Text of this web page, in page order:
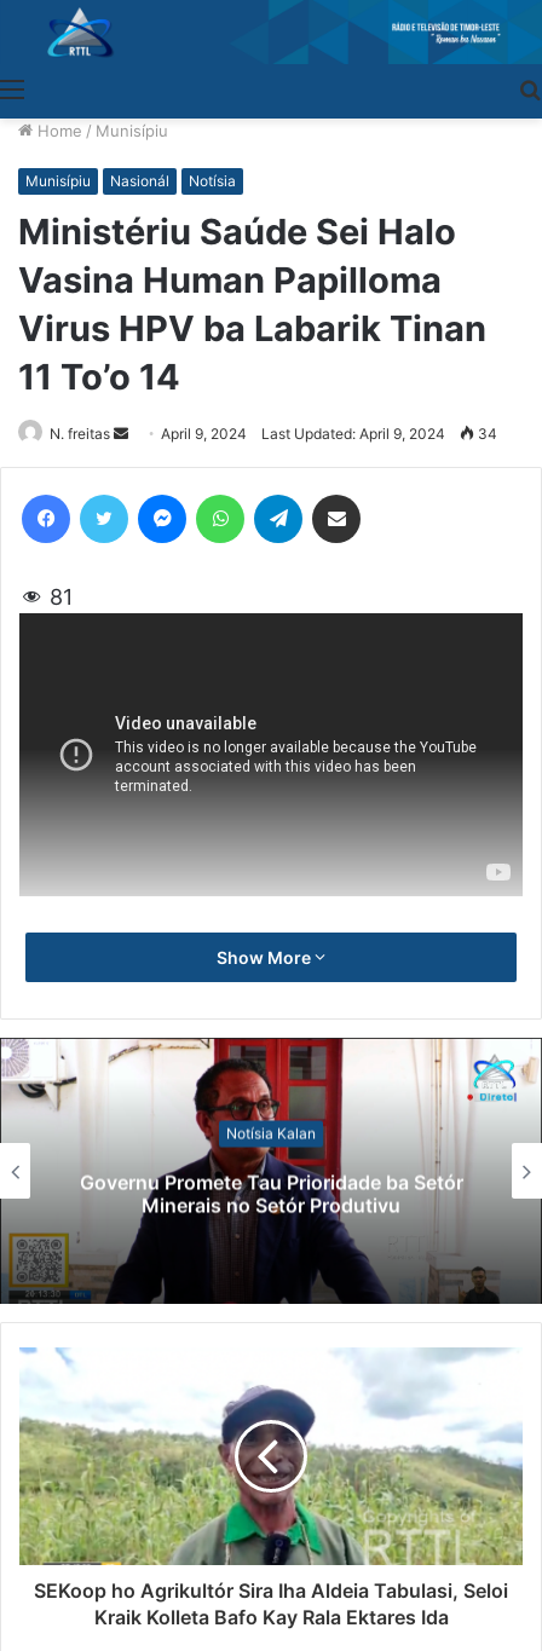
Home / Munisípiu
Munisípiu Nasionál Notísia
Ministériu Saúde Sei Halo
Vasina Human Papilloma
Virus HPV ba Labarik Tinan
11 To’o 14
N. freitas
Send
an
email
April 9, 2024 Last Updated: April 9, 2024 34
81
Show More
Notísia Kalan
Governu Promete Tau Prioridade ba Setór
Minerais no Setór Produtivu
SEKoop ho Agrikultór Sira Iha Aldeia Tabulasi, Seloi
Kraik Kolleta Bafo Kay Rala Ektares Ida